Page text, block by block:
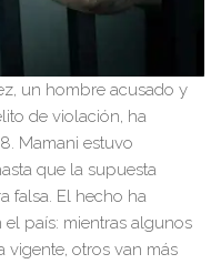
un hombre acusado y
de violación, ha
Mamani estuvo
que la supuesta
falsa. El hecho ha
país: mientras algunos
vigente, otros van más